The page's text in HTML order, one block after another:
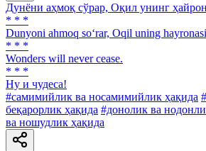
Дунёни аҳмоқ сўрар, Оқил унинг
* * *
Dunyoni ahmoq so‘rar, Oqil uning
* * *
Wonders will never cease.
* * *
Ну и чудеса!
#самимийлик ва носамимийлик ҳақида
беқарорлик ҳақида #донолик ва
ва ношудлик ҳақида